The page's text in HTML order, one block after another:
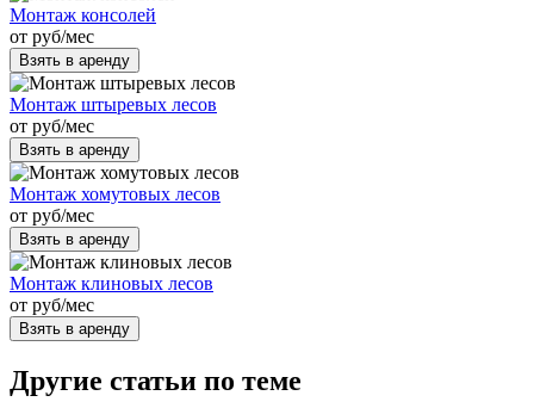
Монтаж консолей
от руб/мес
Взять в аренду
Монтаж штыревых лесов
от руб/мес
Взять в аренду
Монтаж хомутовых лесов
от руб/мес
Взять в аренду
Монтаж клиновых лесов
от руб/мес
Взять в аренду
Другие статьи по теме